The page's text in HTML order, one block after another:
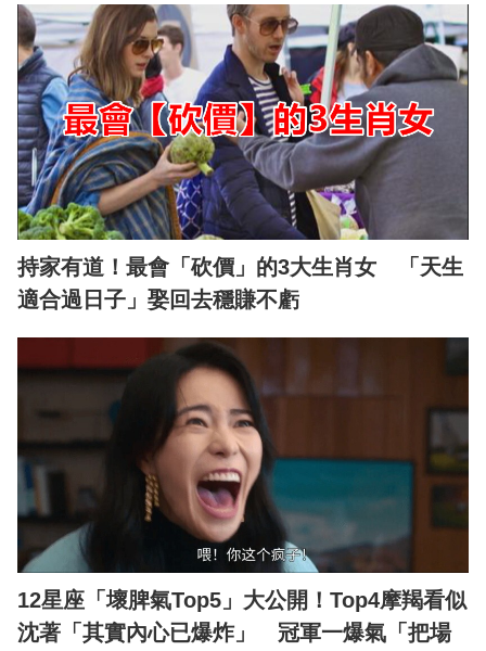
持家有道！最會「砍價」的3大生肖女 「天生
適合過日子」娶回去穩賺不虧
12星座「壞脾氣Top5」大公開！Top4摩羯看似
沈著「其實內心已爆炸」 冠軍一爆氣「把場